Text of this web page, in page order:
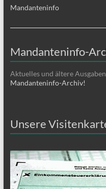
Mandanteninfo
Mandanteninfo-
Aktuelles und ältere
Mandanteninfo-Archiv!
Unsere